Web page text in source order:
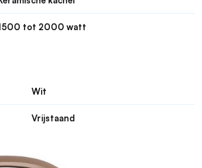
tot 2000 watt
Wit
Vrijstaand